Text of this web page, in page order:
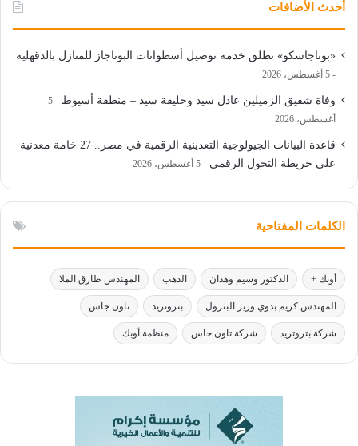
أحدث الأضافات
«بوتاجاسكو» تطلق خدمة توصيل أسطوانات البوتاجاز للمنازل بالدقهلية
5 أغسطس، 2026
وفاة شقيق الزميلين عادل سيد وخليفة سيد – منطقة أسيوط
5
أغسطس، 2026
قاعدة البيانات الجيولوجية التعدينية الرقمية في مصر.. 27 خامة معدنية
على خريطة التحول الرقمي
5 أغسطس، 2026
الكلمات المفتاحية
أوبك + الدكتور وسيم وهدان الذهب المهندس طارق الملا
المهندس كريم بدوي وزير البترول بتروتريد تاون جاس
شركة بتروتريد شركة تاون جاس منظمة أوبك